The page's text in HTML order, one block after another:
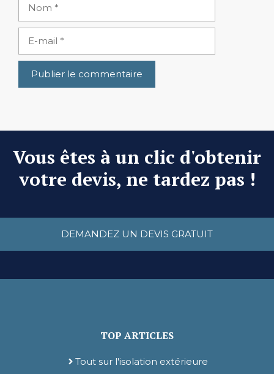
mail
Vous êtes à un clic d'obtenir
votre devis, ne tardez pas !
DEMANDEZ UN DEVIS GRATUIT
TOP ARTICLES
Tout sur l'isolation extérieure